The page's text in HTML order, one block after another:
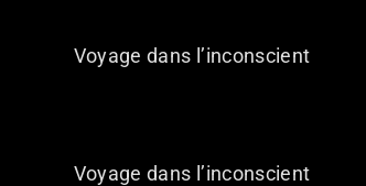
Voyage dans l’inconscient
Voyage dans l’inconscient